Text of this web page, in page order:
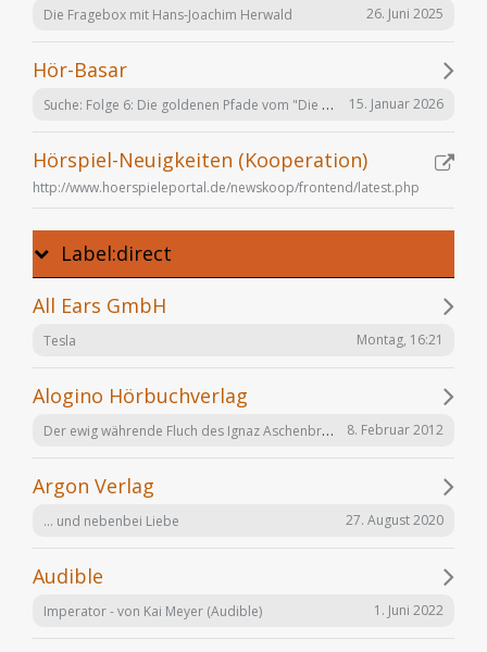
Die Fragebox mit Hans-Joachim Herwald 26. Juni 2025
Hör-Basar
Suche: Folge 6: Die goldenen Pfade vom "Die Elfen" Hörspiel von Bernhard Hennen 15. Januar 2026
Hörspiel-Neuigkeiten (Kooperation)
http://www.hoerspieleportal.de/newskoop/frontend/latest.php
Label:direct
All Ears GmbH
Tesla Montag, 16:21
Alogino Hörbuchverlag
Der ewig währende Fluch des Ignaz Aschenbrenner 8. Februar 2012
Argon Verlag
... und nebenbei Liebe 27. August 2020
Audible
Imperator - von Kai Meyer (Audible) 1. Juni 2022